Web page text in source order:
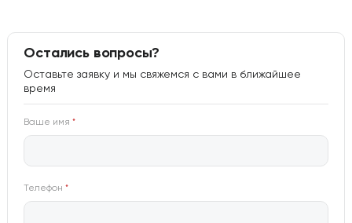
Остались вопросы?
Оставьте заявку и мы свяжемся с вами в ближайшее
время
Ваше имя*
Телефон*